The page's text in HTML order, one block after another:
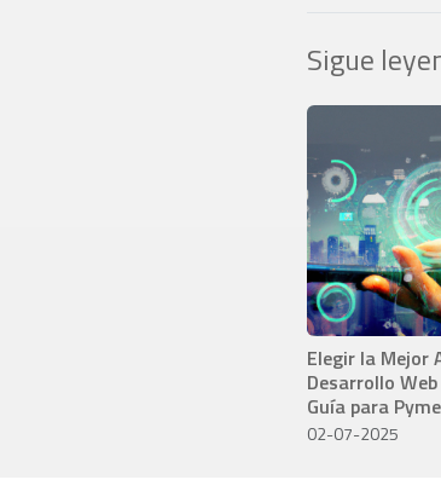
Sigue
Elegir la Mejor
Desarrollo
Guía para
02-07-2025